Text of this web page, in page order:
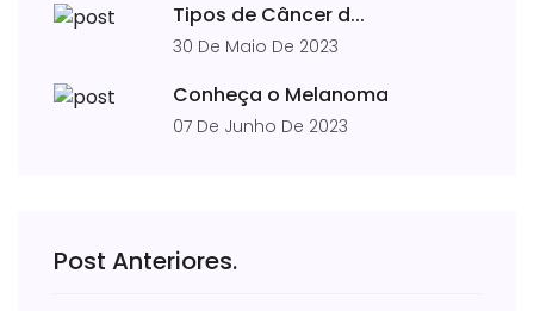
Tipos de Câncer d...
30 De Maio De 2023
Conheça o Melanoma
07 De Junho De 2023
Post Anteriores.